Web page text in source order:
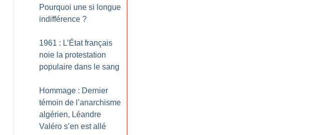
Pourquoi une si longue
indifférence ?
1961 : L’État français
noie la protestation
populaire dans le sang
Hommage : Dernier
témoin de l’anarchisme
algérien, Léandre
Valéro s’en est allé